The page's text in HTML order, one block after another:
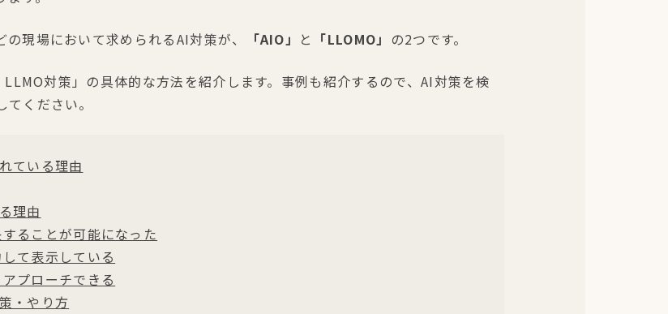
現場において求められるAI対策が、 「AIO」 と 「LLOMO」 の2つです。
対策」の具体的な方法を紹介します。事例も紹介するので、AI対策を検
ください。
ている理由
理由
ることが可能になった
て表示している
プローチできる
・やり方